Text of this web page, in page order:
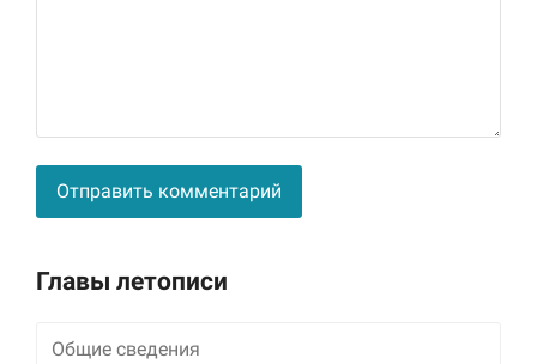
Главы летописи
Общие сведения